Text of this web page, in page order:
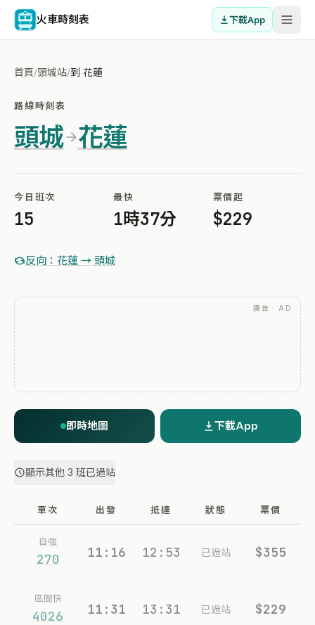
火車時刻表 下載App
首頁/頭城站/到 花蓮
路線時刻表
頭城 花蓮
今日班次
15
最快
1時37分
票價起
$229
反向：花蓮 → 頭城
廣告 · AD
即時地圖 下載App
顯示其他 3 班已過站
車次 出發 抵達 狀態 票價
自強
270 11:16 12:53 已過站 $355
區間快
4026 11:31 13:31 已過站 $229